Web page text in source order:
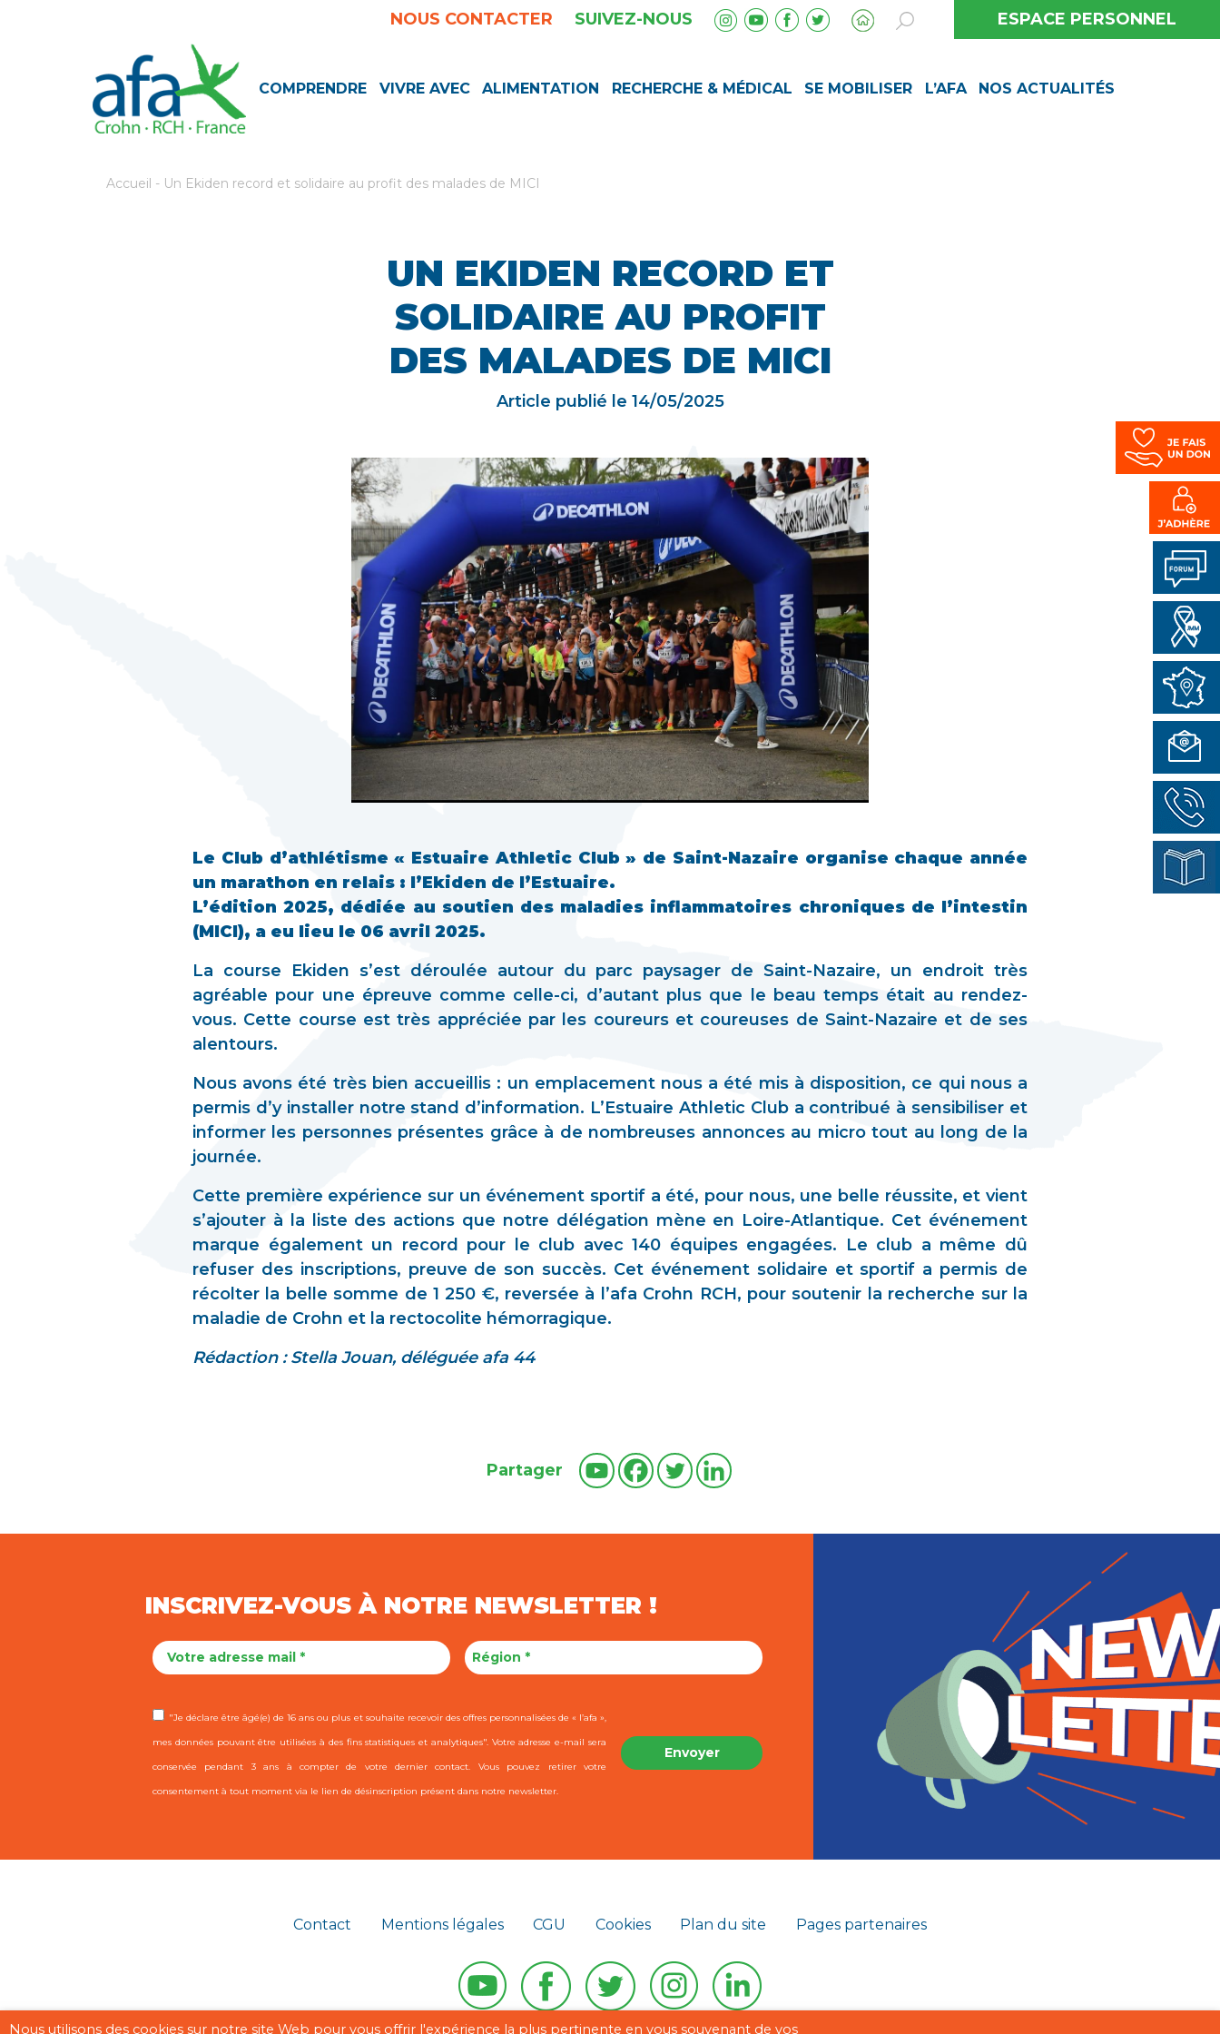
NOUS CONTACTER SUIVEZ-NOUS ESPACE PERSONNEL
COMPRENDRE VIVRE AVEC ALIMENTATION RECHERCHE & MÉDICAL SE MOBILISER L’AFA NOS ACTUALITÉS
Accueil - Un Ekiden record et solidaire au profit des malades de MICI
UN EKIDEN RECORD ET
SOLIDAIRE AU PROFIT
DES MALADES DE MICI
Article publié le 14/05/2025
Le Club d’athlétisme « Estuaire Athletic Club » de Saint-Nazaire organise chaque année
un marathon en relais : l’Ekiden de l’Estuaire.
L’édition 2025, dédiée au soutien des maladies inflammatoires chroniques de l’intestin
(MICI), a eu lieu le 06 avril 2025.
La course Ekiden s’est déroulée autour du parc paysager de Saint-Nazaire, un endroit très
agréable pour une épreuve comme celle-ci, d’autant plus que le beau temps était au rendez-
vous. Cette course est très appréciée par les coureurs et coureuses de Saint-Nazaire et de ses
alentours.
Nous avons été très bien accueillis : un emplacement nous a été mis à disposition, ce qui nous a
permis d’y installer notre stand d’information. L’Estuaire Athletic Club a contribué à sensibiliser et
informer les personnes présentes grâce à de nombreuses annonces au micro tout au long de la
journée.
Cette première expérience sur un événement sportif a été, pour nous, une belle réussite, et vient
s’ajouter à la liste des actions que notre délégation mène en Loire-Atlantique. Cet événement
marque également un record pour le club avec 140 équipes engagées. Le club a même dû
refuser des inscriptions, preuve de son succès. Cet événement solidaire et sportif a permis de
récolter la belle somme de 1 250 €, reversée à l’afa Crohn RCH, pour soutenir la recherche sur la
maladie de Crohn et la rectocolite hémorragique.
Rédaction : Stella Jouan, déléguée afa 44
Partager
INSCRIVEZ-VOUS À NOTRE NEWSLETTER !
"Je déclare être âgé(e) de 16 ans ou plus et souhaite recevoir des offres personnalisées de « l’afa »,
mes données pouvant être utilisées à des fins statistiques et analytiques". Votre adresse e-mail sera
conservée pendant 3 ans à compter de votre dernier contact. Vous pouvez retirer votre
consentement à tout moment via le lien de désinscription présent dans notre newsletter.
Contact Mentions légales CGU Cookies Plan du site Pages partenaires
Nous utilisons des cookies sur notre site Web pour vous offrir l'expérience la plus pertinente en vous souvenant de vos